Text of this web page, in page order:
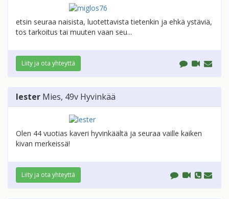
etsin seuraa naisista, luotettavista tietenkin ja ehkä ystäviä,
tos tarkoitus tai muuten vaan seu...
Liity ja ota yhteyttä
lester Mies, 49v Hyvinkää
Olen 44 vuotias kaveri hyvinkäältä ja seuraa vaille kaiken
kivan merkeissä!
Liity ja ota yhteyttä